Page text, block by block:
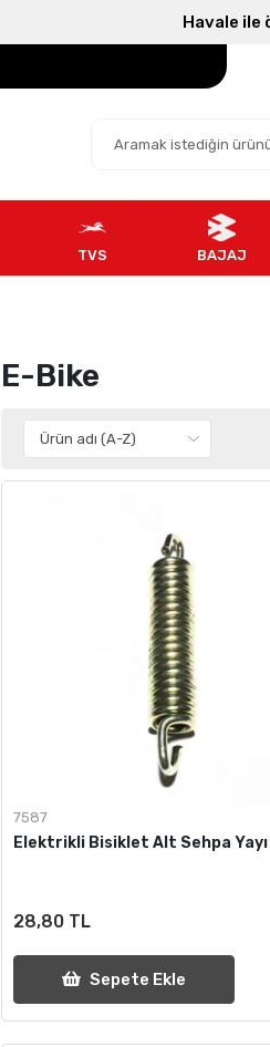
Havale ile
TVS BAJAJ
E-Bike
7587
Elektrikli Bisiklet Alt Sehpa Yayı
28,80 TL
Sepete Ekle